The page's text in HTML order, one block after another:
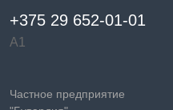
+375 29 652-01-01
А1
Частное предприятие